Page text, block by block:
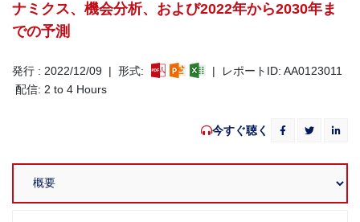
ナミクス、機会分析、および2022年から2030年ま
での予測
発行 : 2022/12/09 | 形式:
| レポートID: AA0123011
配信: 2 to 4 Hours
今すぐ聴く